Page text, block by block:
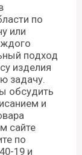
по
или
подход
изделия
задачу.
обсудить
и
сайте
по
19 и